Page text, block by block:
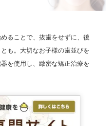
ることで、抜歯をせずに、後
も。大切なお子様の歯並びを
を使用し、緻密な矯正治療を